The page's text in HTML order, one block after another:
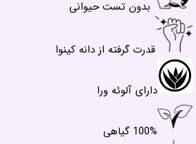
بدون تست حیوانی
قدرت گرفته از دانه کینوا
دارای آلوئه ورا
100% گیاهی